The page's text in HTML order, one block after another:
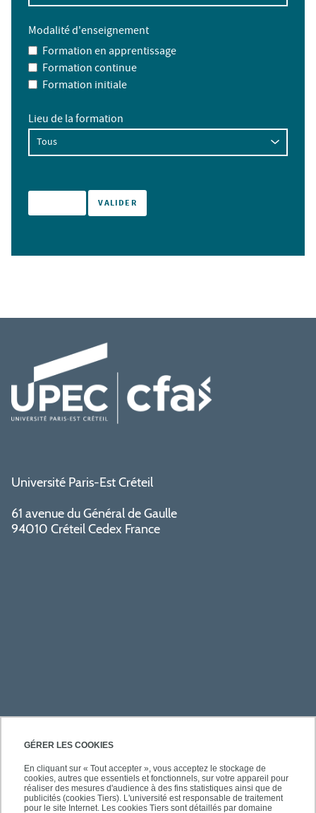
GÉRER LES COOKIES
En cliquant sur « Tout accepter », vous acceptez le stockage de
cookies, autres que essentiels et fonctionnels, sur votre appareil pour
réaliser des mesures d'audience à des fins statistiques ainsi que de
publicités (cookies Tiers). L'université est responsable de traitement
pour le site Internet. Les cookies Tiers sont détaillés par domaine
Modalité d'enseignement
Formation en apprentissage
Formation continue
Formation initiale
Lieu de la formation
Université Paris-Est Créteil
61 avenue du Général de Gaulle
94010 Créteil Cedex France
PRATIQUE
À PROPOS DE L'UPEC